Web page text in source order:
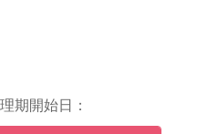
期開始日：